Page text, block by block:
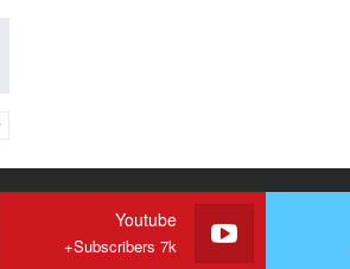
Youtube
Subscribers 7k+